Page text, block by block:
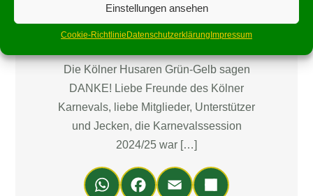
Einstellungen ansehen
Cookie-Richtlinie Datenschutzerklärung Impressum
Karnevalssession
2024/25!
Die Kölner Husaren Grün-Gelb sagen
DANKE! Liebe Freunde des Kölner
Karnevals, liebe Mitglieder, Unterstützer
und Jecken, die Karnevalssession
2024/25 war […]
Wh Fa EmTeil